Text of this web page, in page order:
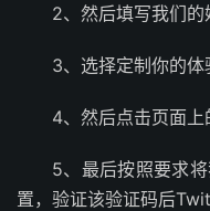
2、然后填写我们的
3、选择定制你的体
4、然后点击页面上
5、最后按照要求
置，验证该验证码后